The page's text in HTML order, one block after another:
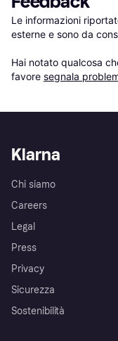
Le informazioni
esterne e sono da
Hai notato qualcosa
favore segnala
Klarna
Chi siamo
Careers
Legal
Press
Privacy
Sicurezza
Sostenibilità